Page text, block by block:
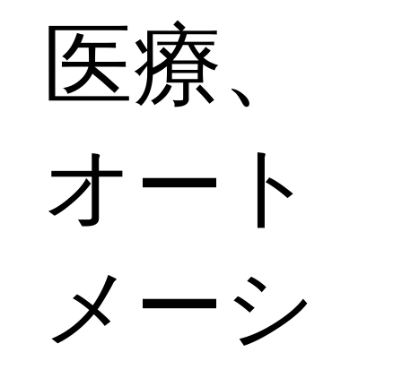
医療、
オート
メーシ